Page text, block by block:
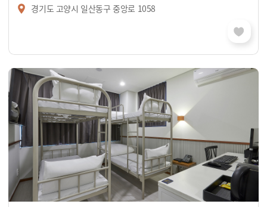
경기도 고양시 일산동구 중앙로 1058